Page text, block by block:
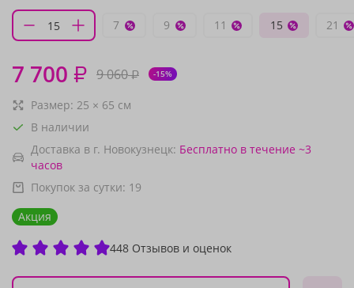
7 9 11 15 21
7 700 ₽ 9 060₽ -15%
Размер: 25 × 65 см
В наличии
Доставка в г. Новокузнецк: Бесплатно в течение ~3
часов
Покупок за сутки: 19
Акция
448 Отзывов и оценок